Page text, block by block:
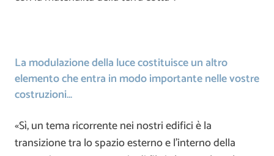
La modulazione della luce costituisce un altro
elemento che entra in modo importante nelle vostre
costruzioni…
«Sì, un tema ricorrente nei nostri edifici è la
transizione tra lo spazio esterno e l’interno della